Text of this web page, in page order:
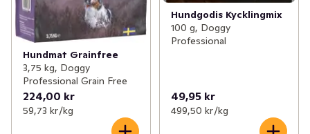
Hundmat Grainfree
3,75 kg, Doggy
Professional Grain Free
224,00 kr
59,73 kr /kg
Hundgodis Kycklingmix
100 g, Doggy
Professional
49,95 kr
499,50 kr /kg